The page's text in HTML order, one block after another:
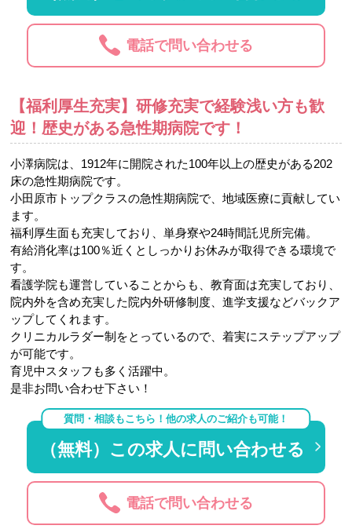
電話で問い合わせる
【福利厚生充実】研修充実で経験浅い方も歓
迎！歴史がある急性期病院です！
小澤病院は、1912年に開院された100年以上の歴史がある202
床の急性期病院です。
小田原市トップクラスの急性期病院で、地域医療に貢献してい
ます。
福利厚生面も充実しており、単身寮や24時間託児所完備。
有給消化率は100％近くとしっかりお休みが取得できる環境で
す。
看護学院も運営していることからも、教育面は充実しており、
院内外を含め充実した院内外研修制度、進学支援などバックア
ップしてくれます。
クリニカルラダー制をとっているので、着実にステップアップ
が可能です。
育児中スタッフも多く活躍中。
是非お問い合わせ下さい！
質問・相談もこちら！他の求人のご紹介も可能！
（無料）この求人に問い合わせる
電話で問い合わせる